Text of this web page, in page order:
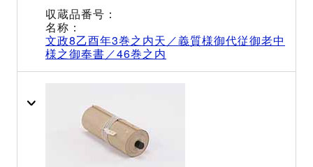
文政8乙酉年3巻之内天／義質様御代従御老中
様之御奉書／46巻之内